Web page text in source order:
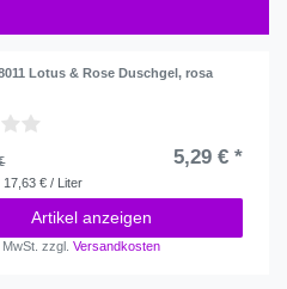
Lotus & Rose Duschgel, rosa
5,29 € *
17,63 € / Liter
Artikel anzeigen
zzgl.Versandkosten